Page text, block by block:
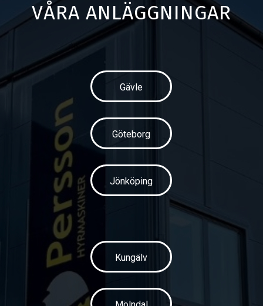
VÅRA ANLÄGGNINGAR
Gävle
Göteborg
Jönköping
Kungälv